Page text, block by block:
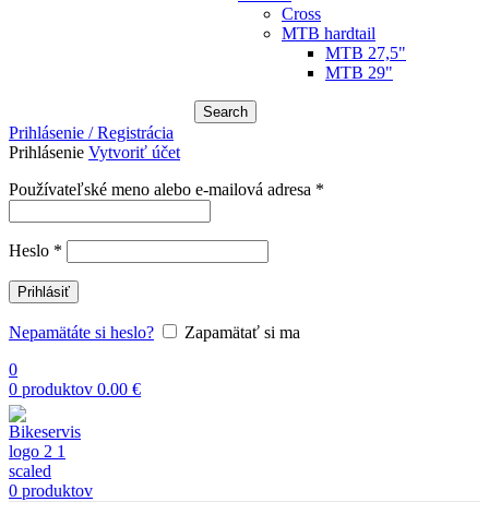
Cross
MTB hardtail
MTB 27,5"
MTB 29"
Search
Prihlásenie / Registrácia
Prihlásenie Vytvoriť účet
Používateľské meno alebo e-mailová adresa *
Heslo *
Prihlásiť
Nepamätáte si heslo?
Zapamätať si ma
0
0 produktov 0.00 €
0 produktov